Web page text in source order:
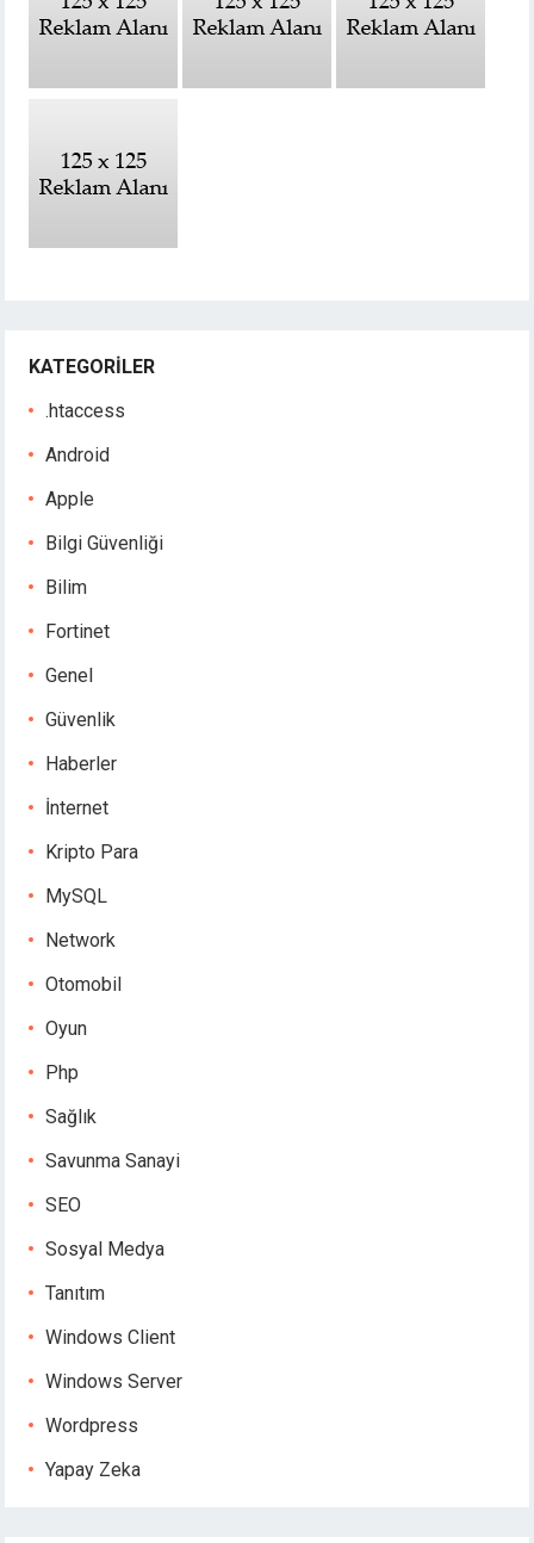
KATEGORILER
.htaccess
Android
Apple
Bilgi Güvenliği
Bilim
Fortinet
Genel
Güvenlik
Haberler
İnternet
Kripto Para
MySQL
Network
Otomobil
Oyun
Php
Sağlık
Savunma Sanayi
SEO
Sosyal Medya
Tanıtım
Windows Client
Windows Server
Wordpress
Yapay Zeka